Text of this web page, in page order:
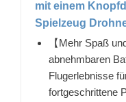
mit einem
Spielzeug
【Mehr Spaß
abnehmbaren
Flugerlebnisse
fortgeschrittene